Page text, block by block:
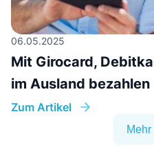
06.05.2025
Mit Girocard,
im Ausland bezahlen
Zum Artikel